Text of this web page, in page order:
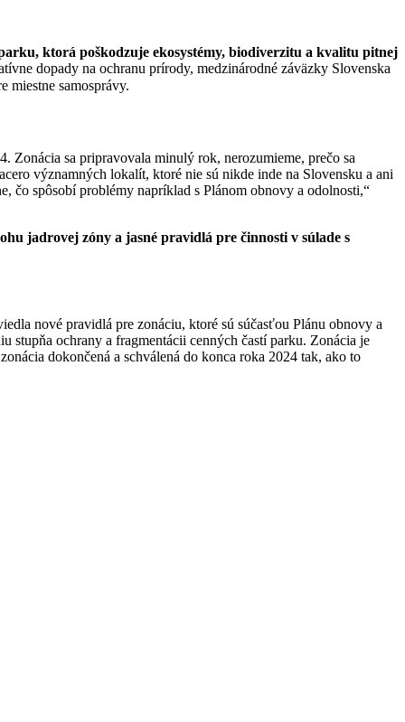
ktorá poškodzuje ekosystémy, biodiverzitu a kvalitu pitnej
dopady na ochranu prírody, medzinárodné záväzky Slovenska
miestne samosprávy.
Zonácia sa pripravovala minulý rok, nerozumieme, prečo sa
významných lokalít, ktoré nie sú nikde inde na Slovensku a ani
čo spôsobí problémy napríklad s Plánom obnovy a odolnosti,“
jadrovej zóny a jasné pravidlá pre činnosti v súlade s
nové pravidlá pre zonáciu, ktoré sú súčasťou Plánu obnovy a
ochrany a fragmentácii cenných častí parku. Zonácia je
dokončená a schválená do konca roka 2024 tak, ako to